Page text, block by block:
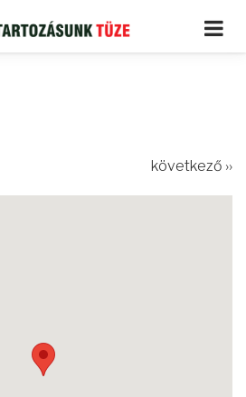
következő ››